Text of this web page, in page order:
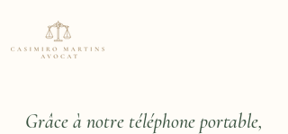
Grâce à notre téléphone portable,